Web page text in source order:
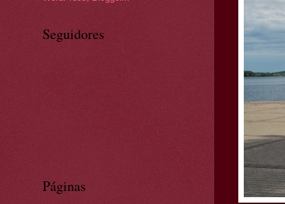
Seguidores
Páginas